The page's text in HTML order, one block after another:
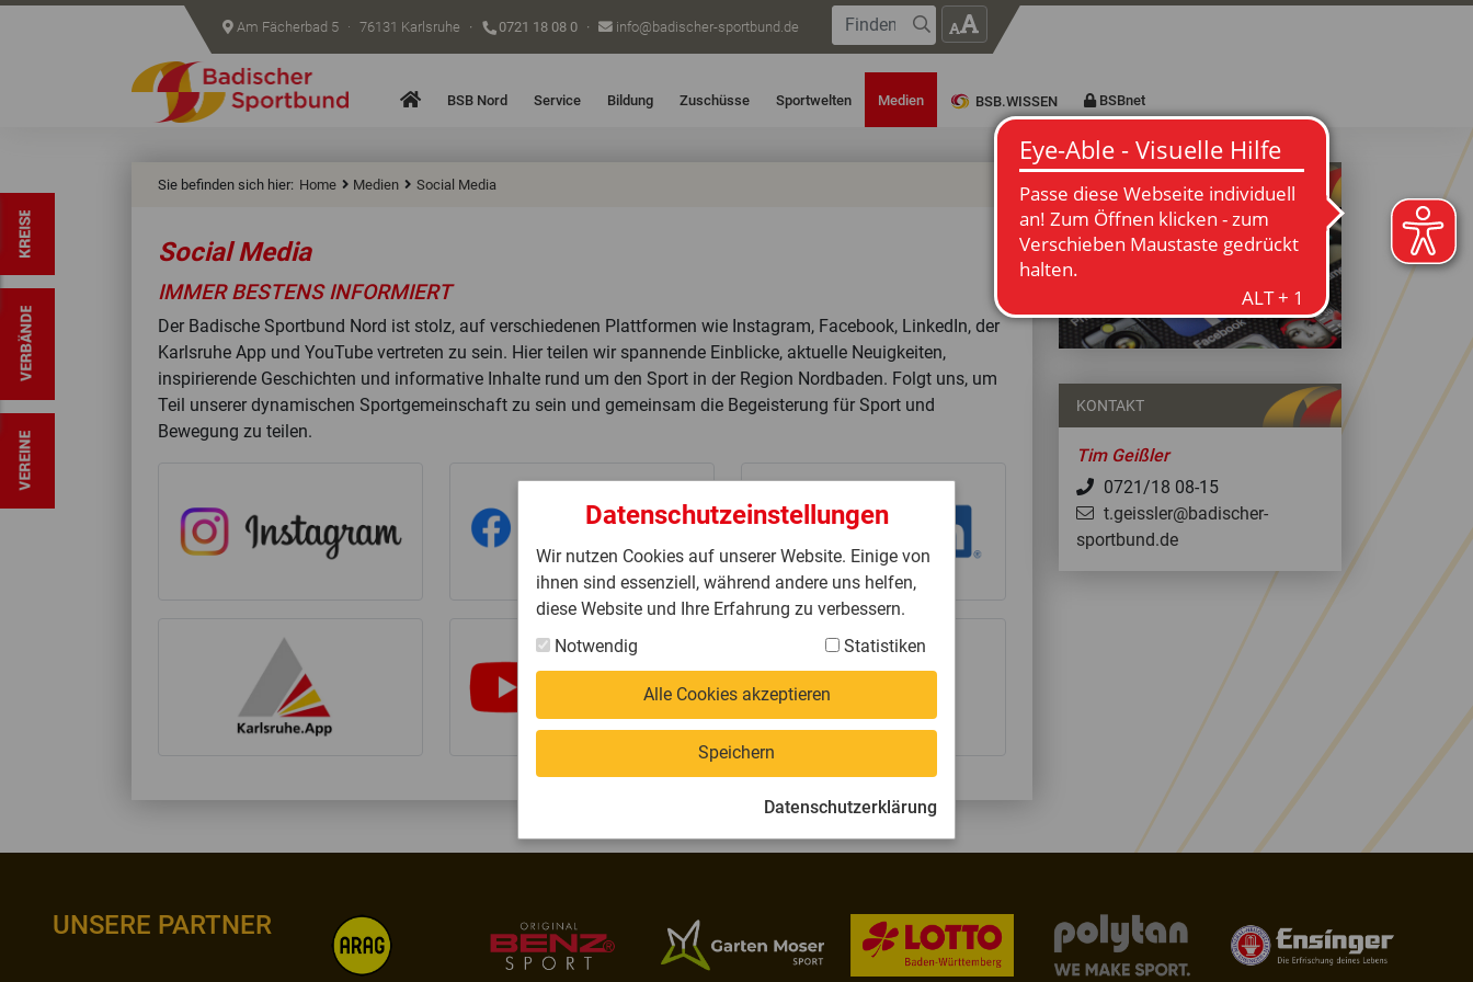
Datenschutzeinstellungen
Wir nutzen Cookies auf unserer Website. Einige von
ihnen sind essenziell, während andere uns helfen,
diese Website und Ihre Erfahrung zu verbessern.
Notwendig
Statistiken
Alle Cookies akzeptieren
Speichern
Datenschutzerklärung
Am Fächerbad 5 · 76131 Karlsruhe · 0721 18 08 0 · info@badischer-sportbund.de
Suche
Suche starten
Startseite
BSB Nord Service Bildung Zuschüsse Sportwelten Medien BSB.WISSEN BSBnet
Sie befinden sich hier: Home Medien Social Media
Social Media
IMMER BESTENS INFORMIERT
Der Badische Sportbund Nord ist stolz, auf verschiedenen Plattformen wie Instagram, Facebook, LinkedIn, der
Karlsruhe App und YouTube vertreten zu sein. Hier teilen wir spannende Einblicke, aktuelle Neuigkeiten,
inspirierende Geschichten und informative Inhalte rund um den Sport in der Region Nordbaden. Folgt uns, um
Teil unserer dynamischen Sportgemeinschaft zu sein und gemeinsam die Begeisterung für Sport und
Bewegung zu teilen.
KONTAKT
Tim Geißler
0721/18 08-15
t.geissler@badischer-
sportbund.de
UNSERE PARTNER